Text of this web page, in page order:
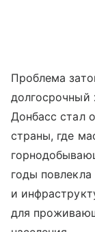
Проблема
долгосрочный
Донбасс стал
страны, где
годы
и
для